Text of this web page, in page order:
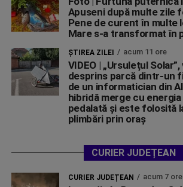
Apuseni după multe zile
Pene de curent în multe
Mare s-a transformat în
ŞTIREA ZILEI acum 11 ore
VIDEO | „Ursulețul
desprins parcă dintr-un
de un informatician din
hibridă merge cu
pedalată și este folosită
plimbări prin oraș
CURIER JUDEȚEAN
CURIER JUDEȚEAN acum 7 ore